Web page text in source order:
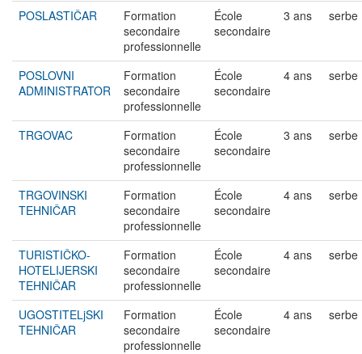
POSLASTIČAR
Formation
secondaire
professionnelle
École
secondaire
3 ans serbe
POSLOVNI
ADMINISTRATOR
Formation
secondaire
professionnelle
École
secondaire
4 ans serbe
TRGOVAC
Formation
secondaire
professionnelle
École
secondaire
3 ans serbe
TRGOVINSKI
TEHNIČAR
Formation
secondaire
professionnelle
École
secondaire
4 ans serbe
TURISTIČKO-
HOTELIJERSKI
TEHNIČAR
Formation
secondaire
professionnelle
École
secondaire
4 ans serbe
UGOSTITELjSKI
TEHNIČAR
Formation
secondaire
professionnelle
École
secondaire
4 ans serbe